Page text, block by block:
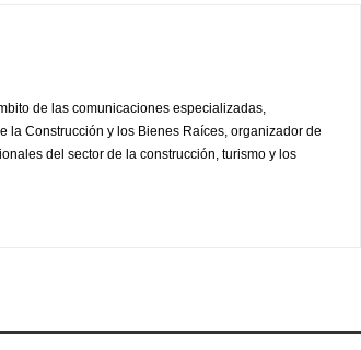
de las comunicaciones especializadas,
la Construcción y los Bienes Raíces, organizador de
del sector de la construcción, turismo y los